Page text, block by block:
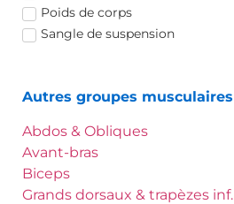
Poids de corps
Sangle de suspension
Autres groupes musculaires
Abdos & Obliques
Avant-bras
Biceps
Grands dorsaux & trapèzes inf.